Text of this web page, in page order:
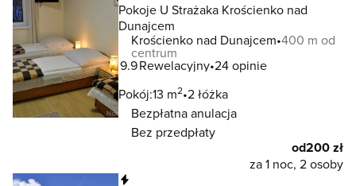
Pokoje U Strażaka Krościenko nad
Dunajcem
Krościenko nad Dunajcem 400 m od
centrum
9.9Rewelacyjny 24 opinie
Pokój:13 m2 2 łóżka
Bezpłatna anulacja
Bez przedpłaty
od200 zł
za 1 noc, 2 osoby